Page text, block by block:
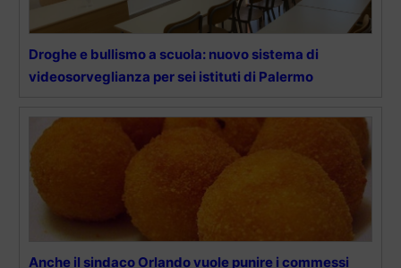
Droghe e bullismo a scuola: nuovo sistema di
videosorveglianza per sei istituti di Palermo
Anche il sindaco Orlando vuole punire i commessi